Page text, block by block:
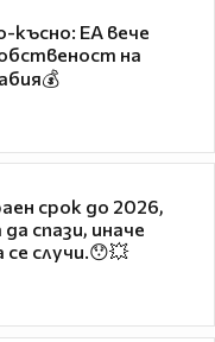
късно: EA вече
на
срок до 2026,
спази, иначе
се случи.😯💥